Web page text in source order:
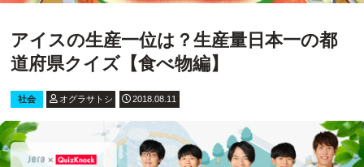
アイスの生産一位は？生産量日本一の都
道府県クイズ【食べ物編】
社会 オグラサトシ 2018.08.11